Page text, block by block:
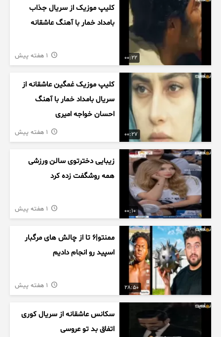
00:22
کلیپ موزیک از سریال جذاب
بامداد خمار با آهنگ عاشقانه
00:27
کلیپ موزیک غمگین عاشقانه از
سریال بامداد خمار با آهنگ
احسان خواجه امیری
00:10
زیبایی دخترتوی سالن ورزشی
همه روشگفت زده کرد
28:50
ممنتو|۶ تا از چالش های مرگبار
اسپید رو انجام دادیم
سکانس عاشقانه از سریال کوری
اتفاق بد تو عروسی